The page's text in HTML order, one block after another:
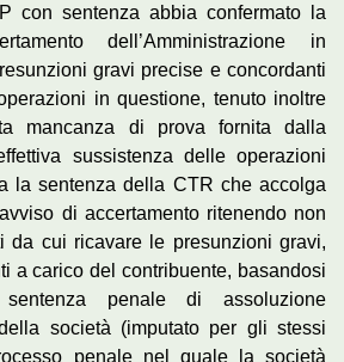
con sentenza abbia confermato la
dell’Amministrazione in
gravi precise e concordanti
in questione, tenuto inoltre
mancanza di prova fornita dalla
sussistenza delle operazioni
la sentenza della CTR che accolga
di accertamento ritenendo non
da cui ricavare le presunzioni gravi,
a carico del contribuente, basandosi
penale di assoluzione
società (imputato per gli stessi
penale nel quale la società